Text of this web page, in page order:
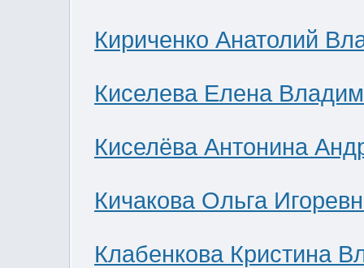
Кириченко Анатолий
Киселева Елена
Киселёва Антонина
Кичакова Ольга
Клабенкова Кристина